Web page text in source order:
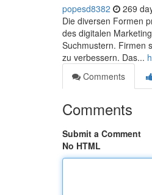
popesd8382 269
Die diversen Formen
des digitalen
Suchmustern. Firmen
zu verbessern. Das...
Comments
Comments
Submit a Comment
No HTML